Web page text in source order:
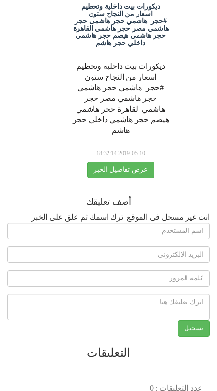
ديكورات بيت داخلية وتحطيم
اسعار من النجاح ستون
#حجر_هاشمي حجر هاشمى حجر
هاشمي مصر حجر هاشمي القاهرة
حجر هاشمي هيصم حجر هاشمي
داخلي حجر هاشم
ديكورات بيت داخلية وتحطيم
اسعار من النجاح ستون
#حجر_هاشمي حجر هاشمى
حجر هاشمي مصر حجر
هاشمي القاهرة حجر هاشمي
هيصم حجر هاشمي داخلي حجر
هاشم
2019-05-10 18:32:14
عرض تفاصيل الخبر
أضف تعليقك
انت غير مسجل فى الموقع اترك اسمك ثم علق على الخبر
التعليقات
عدد التعليقات : 0